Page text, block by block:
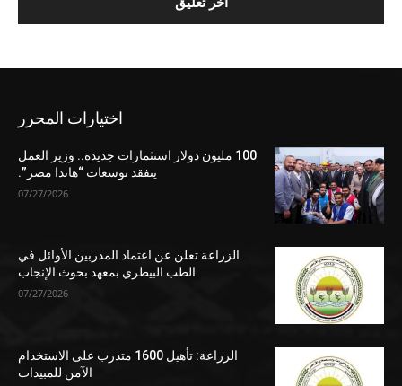
اختيارات المحرر
100 مليون دولار استثمارات جديدة.. وزير العمل
يتفقد توسعات “هاندا مصر”.
07/27/2026
الزراعة تعلن عن اعتماد المدربين الأوائل في
الطب البيطري بمعهد بحوث الإنجاب
07/27/2026
الزراعة: تأهيل 1600 متدرب على الاستخدام
الآمن للمبيدات